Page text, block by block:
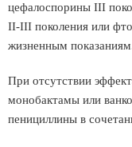
цефалоспорины ІІІ
II-III поколения или
жизненным
При отсутствии
монобактамы или
пенициллины в